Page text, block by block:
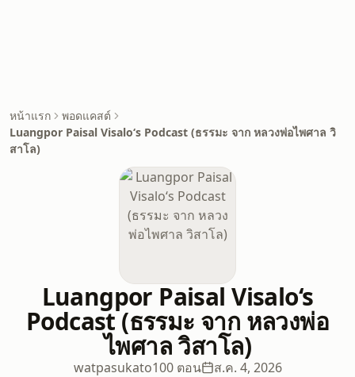
หน้าแรก
พอดแคสต์
Luangpor Paisal Visalo‘s Podcast (ธรรมะ จาก หลวงพ่อไพศาล วิ
สาโล)
Luangpor Paisal Visalo‘s
Podcast (ธรรมะ จาก หลวงพ่อ
ไพศาล วิสาโล)
watpasukato100 ตอน ส.ค. 4, 2026